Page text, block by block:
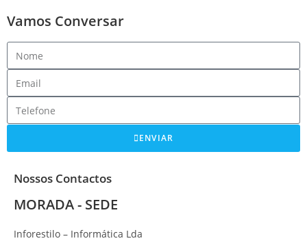
Vamos Conversar
ENVIAR
Nossos Contactos
MORADA - SEDE
Inforestilo – Informática Lda